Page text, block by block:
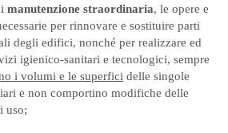
manutenzione straordinaria, le opere e
per rinnovare e sostituire parti
degli edifici, nonché per realizzare ed
igienico-sanitari e tecnologici, sempre
i volumi e le superfici delle singole
e non comportino modifiche delle
uso;